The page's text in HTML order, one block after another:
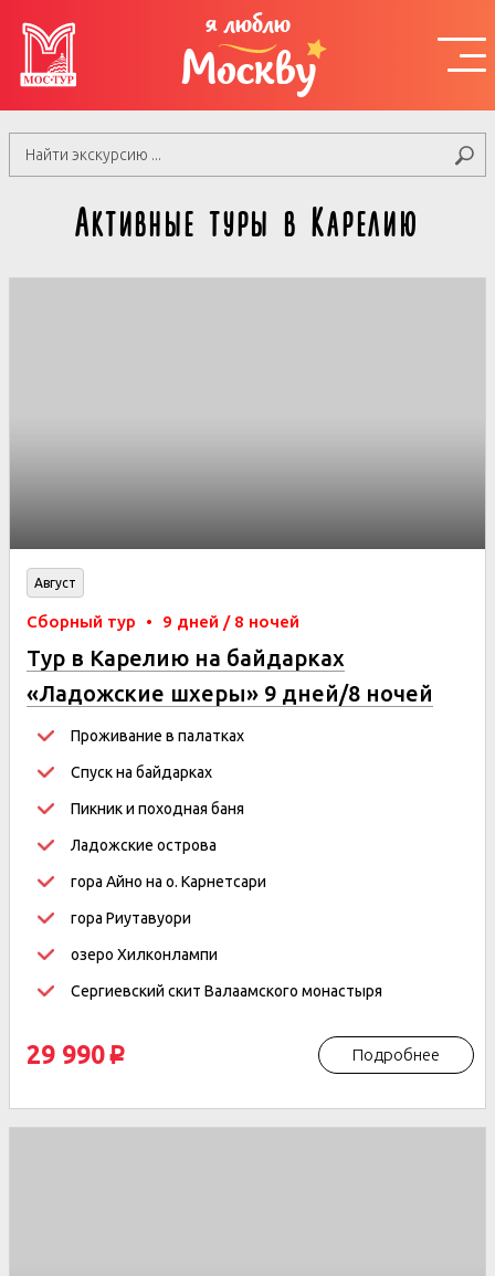
я люблю
Москву
Активные туры в Карелию
Август
Сборный тур • 9 дней / 8 ночей
Тур в Карелию на байдарках
«Ладожские шхеры» 9 дней/8 ночей
Проживание в палатках
Спуск на байдарках
Пикник и походная баня
Ладожские острова
гора Айно на о. Карнетсари
гора Риутавуори
озеро Хилконлампи
Сергиевский скит Валаамского монастыря
29 990 p Подробнее